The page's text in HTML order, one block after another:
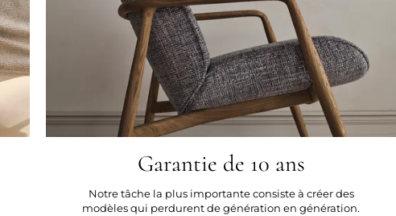
Garantie de 10 ans
Notre tâche la plus importante consiste à créer des
modèles qui perdurent de génération en génération.